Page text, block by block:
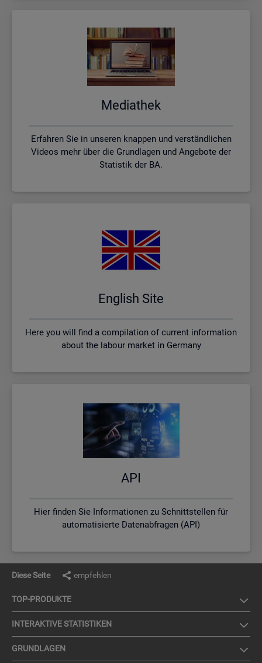
Me­dia­thek
Erfahren Sie in unseren knappen und verständlichen
Videos mehr über die Grundlagen und Angebote der
Statistik der BA.
English Site
Here you will find a compilation of current information
about the labour market in Germany
API
Hier finden Sie Informationen zu Schnittstellen für
automatisierte Datenabfragen (API)
Diese Seite empfehlen
TOP-PRO­DUK­TE
IN­TER­AK­TI­VE STA­TIS­TI­KEN
GRUND­LA­GEN